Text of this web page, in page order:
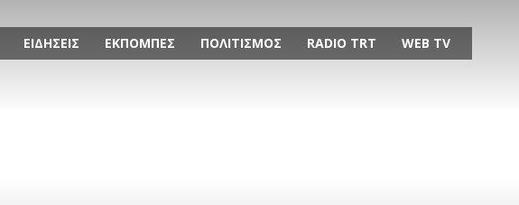
ΕΙΔΗΣΕΙΣ ΕΚΠΟΜΠΕΣ ΠΟΛΙΤΙΣΜΟΣ RADIO TRT WEB TV